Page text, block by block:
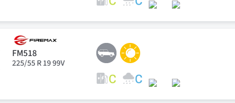
FM518
225/55 R 19 99V